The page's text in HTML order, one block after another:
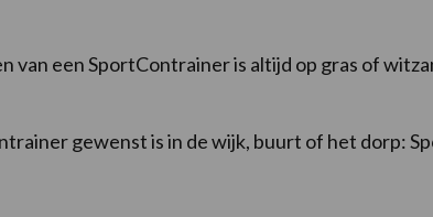
een SportContrainer is altijd op gras of
gewenst is in de wijk, buurt of het dorp: